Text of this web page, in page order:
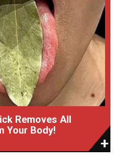
Removes All
Your Body!